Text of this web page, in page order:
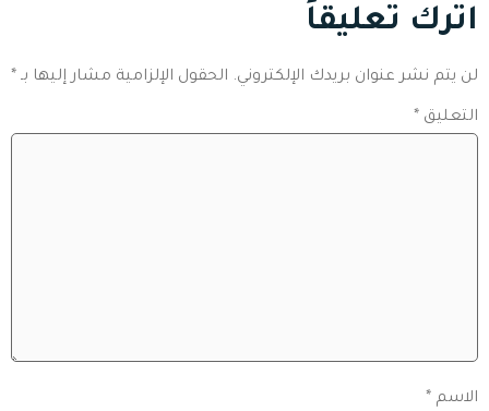
اترك تعليقاً
لن يتم نشر عنوان بريدك الإلكتروني. الحقول الإلزامية مشار إليها بـ *
التعليق *
الاسم *